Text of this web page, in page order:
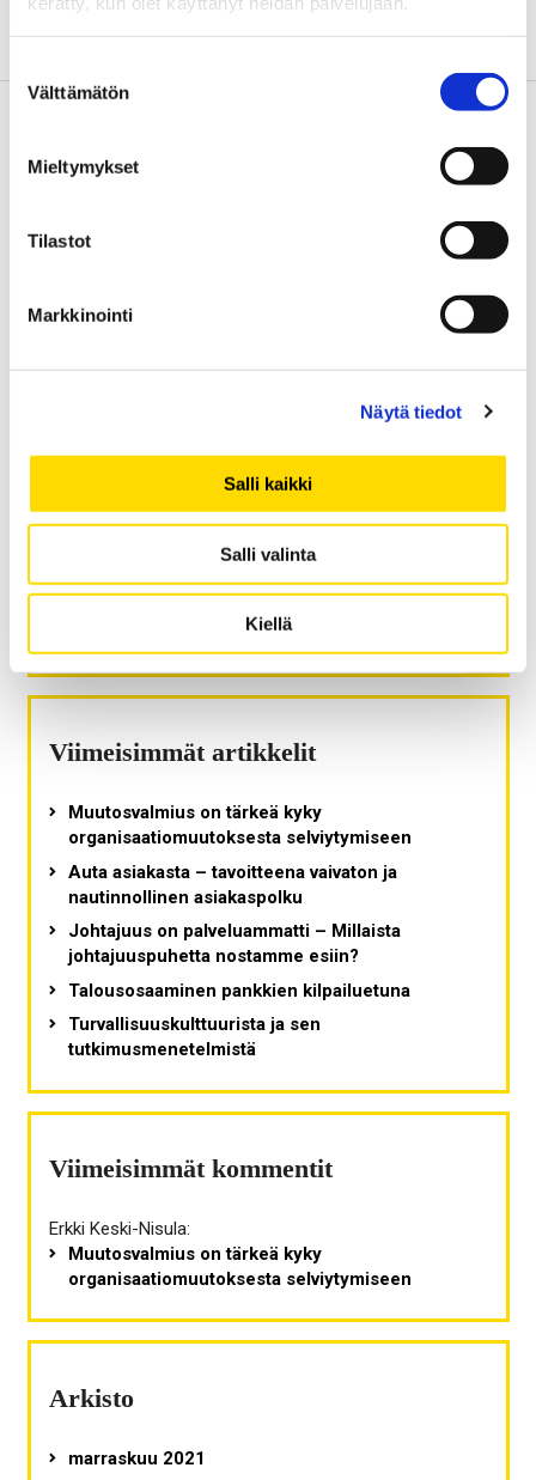
valinta
Välttämätön
Mieltymykset
Tilastot
Markkinointi
Näytä tiedot
Salli kaikki
Salli valinta
Kiellä
Executive Education
Viimeisimmät artikkelit
Muutosvalmius on tärkeä kyky
organisaatiomuutoksesta selviytymiseen
Auta asiakasta – tavoitteena vaivaton ja
nautinnollinen asiakaspolku
Johtajuus on palveluammatti – Millaista
johtajuuspuhetta nostamme esiin?
Talousosaaminen pankkien kilpailuetuna
Turvallisuuskulttuurista ja sen
tutkimusmenetelmistä
Viimeisimmät kommentit
Erkki Keski-Nisula:
Muutosvalmius on tärkeä kyky
organisaatiomuutoksesta selviytymiseen
Arkisto
marraskuu 2021